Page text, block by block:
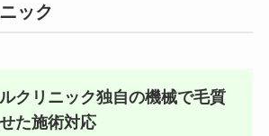
ック
クリニック独自の機械で毛質
た施術対応